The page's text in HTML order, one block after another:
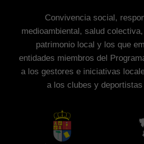
Convivencia social,
medioambiental, salud
patrimonio local y los que
entidades miembros del
a los gestores e iniciativas
a los clubes y deportistas